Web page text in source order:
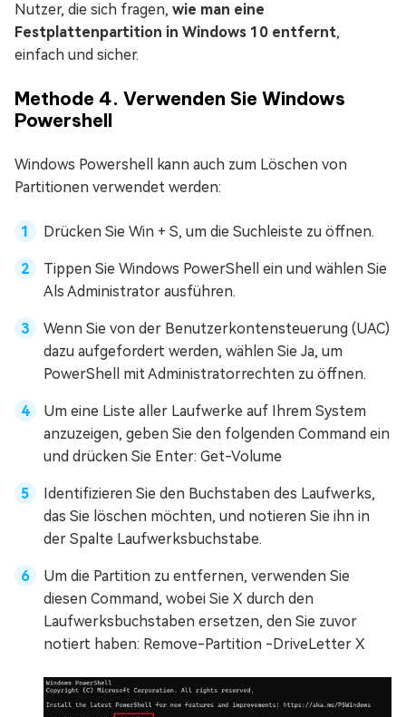
Nutzer, die sich fragen, wie man eine
Festplattenpartition in Windows 10 entfernt,
einfach und sicher.
Methode 4. Verwenden Sie Windows
Powershell
Windows Powershell kann auch zum Löschen von
Partitionen verwendet werden:
Drücken Sie Win + S, um die Suchleiste zu öffnen.
Tippen Sie Windows PowerShell ein und wählen Sie
Als Administrator ausführen.
Wenn Sie von der Benutzerkontensteuerung (UAC)
dazu aufgefordert werden, wählen Sie Ja, um
PowerShell mit Administratorrechten zu öffnen.
Um eine Liste aller Laufwerke auf Ihrem System
anzuzeigen, geben Sie den folgenden Command ein
und drücken Sie Enter: Get-Volume
Identifizieren Sie den Buchstaben des Laufwerks,
das Sie löschen möchten, und notieren Sie ihn in
der Spalte Laufwerksbuchstabe.
Um die Partition zu entfernen, verwenden Sie
diesen Command, wobei Sie X durch den
Laufwerksbuchstaben ersetzen, den Sie zuvor
notiert haben: Remove-Partition -DriveLetter X